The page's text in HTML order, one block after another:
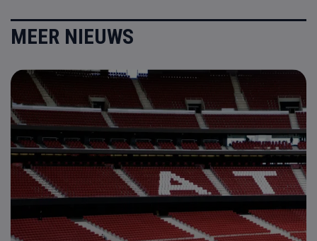
MEER NIEUWS